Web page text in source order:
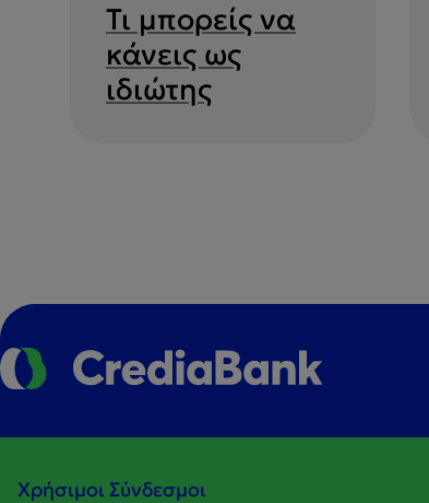
Τι μπορείς να
κάνεις ως
ιδιώτης
Χρήσιμοι Σύνδεσμοι